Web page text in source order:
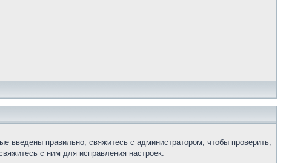
введены правильно, свяжитесь с администратором, чтобы проверить,
с ним для исправления настроек.